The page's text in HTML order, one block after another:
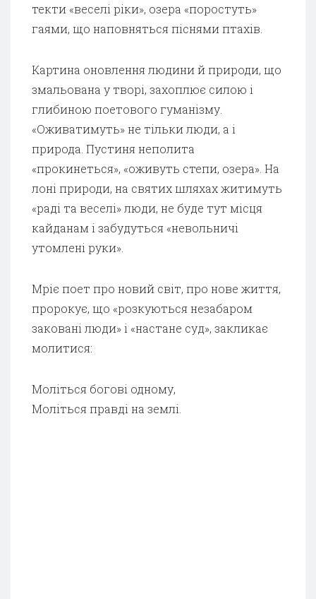
текти «веселі ріки», озера «поростуть»
гаями, що наповняться піснями птахів.
Картина оновлення людини й природи, що
змальована у творі, захоплює силою і
глибиною поетового гуманізму.
«Оживатимуть» не тільки люди, а і
природа. Пустиня неполита
«прокинеться», «оживуть степи, озера». На
лоні природи, на святих шляхах житимуть
«раді та веселі» люди, не буде тут місця
кайданам і забудуться «невольничі
утомлені руки».
Мріє поет про новий світ, про нове життя,
пророкує, що «розкуються незабаром
заковані люди» і «настане суд», закликає
молитися:
Моліться богові одному,
Моліться правді на землі.